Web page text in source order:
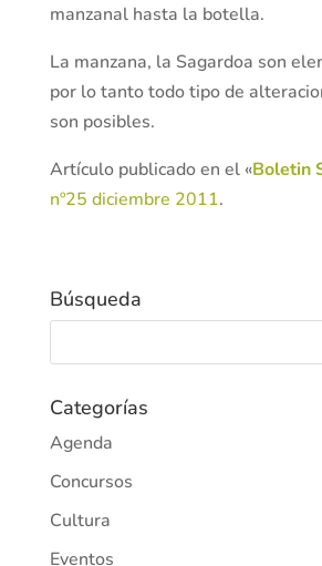
manzanal hasta la botella.
La manzana, la Sagardoa son
por lo tanto todo tipo de
son posibles.
Artículo publicado en el «Boletin
nº25 diciembre 2011.
Búsqueda
Categorías
Agenda
Concursos
Cultura
Eventos